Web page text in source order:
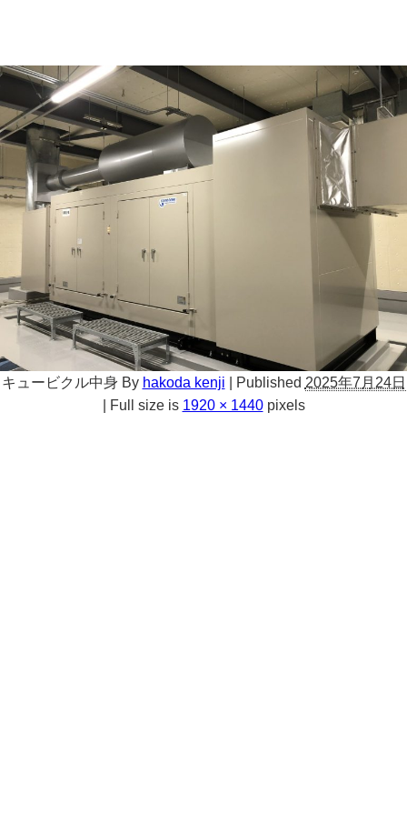
キュービクル中身 By hakoda kenji Published 2025年7月24日
Full size is 1920 × 1440pixels